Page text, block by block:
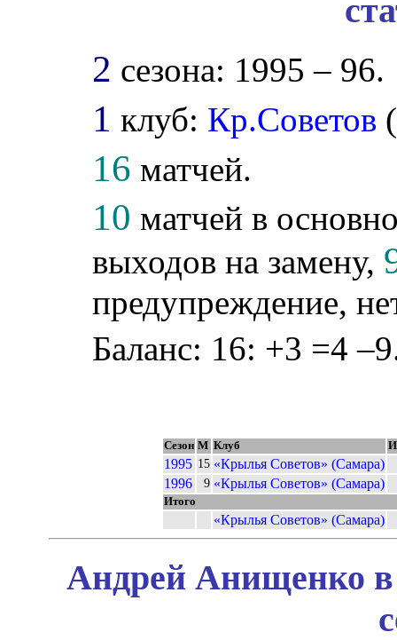
2 сезона: 1995 – 96.
1 клуб: Кр.Советов (
16 матчей.
10 матчей в
выходов на замену,
предупреждение,
Баланс: 16: +3 =4
Сезон М Клуб
1995 15 «Крылья Советов» (Самара)
1996
9 «Крылья Советов» (Самара)
Итого
«Крылья Советов» (Самара)
Андрей Анищенко в